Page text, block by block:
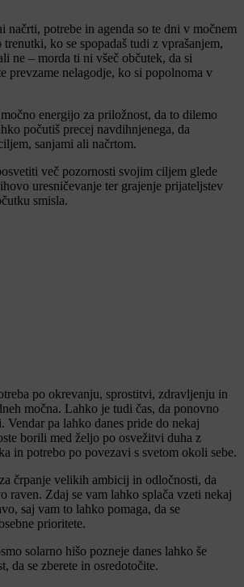
načrti, potrebe in agenda so te dni v močnem
ko se spopadaš tudi z vprašanjem,
ne – morda ti ni všeč občutek, da si
prevzame nelagodje, ko si popolnoma v
energijo za priložnost, da to dilemo
počutiš precej navdihnjenega, da
sanjami ali načrtom.
več pozornosti svojim ciljem glede
uresničevanje ter grajenje prijateljstev
smisla.
po okrevanju, sprostitvi, zdravljenju in
močna. Lahko je tudi čas, da ponovno
Vendar pa lahko danes pride do nekaj
borili med željo po osvežitvi duha z
in potrebo po povezavi s svetom okoli sebe.
črpanje velikih ambicij in odločnosti, da
raven. Zdaj se vam lahko splača vzeti nekaj
saj vam to lahko pomaga, da se
prioritete.
solarno hišo pozneje danes lahko še
da se zberete in osredotočite.